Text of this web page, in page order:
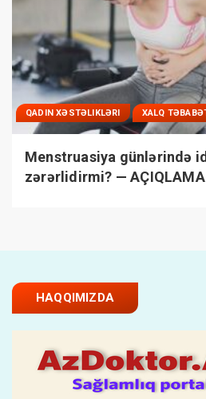
QADIN XƏSTƏLIKLƏRI XALQ
Menstruasiya günlərində
zərərlidirmi? — AÇIQLAMA
HAQQIMIZDA